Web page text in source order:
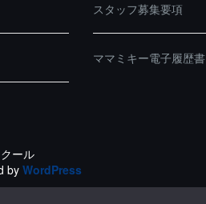
スタッフ募集要項
ママミキー電子履歴書
ール
by WordPress